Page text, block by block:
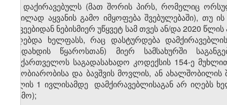
ა) დაქირავებულს (მათ შორის პირს, რომელიც
შვილად აყვანის გამო იმყოფება შვებულებაში), თუ
თვეებიდან ნებისმიერ უწყვეტ სამ თვეს ან/და 2020
იღებდა ხელფასს, რაც დასტურდება
გადახდის წყაროსთან) მიერ სამსახურში
საქართველოს საგადასახადო კოდექსის 154-ე
მშობიარობისა და ბავშვის მოვლის, ან
წლის 1 ივლისამდე დამქირავებლისაგან არ იღებს
გამო);